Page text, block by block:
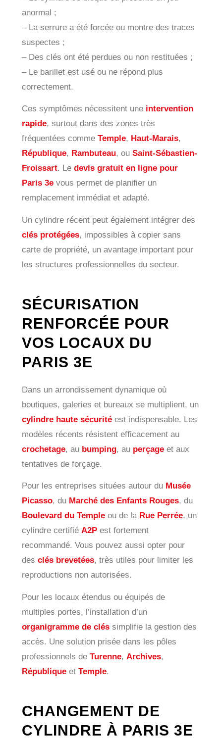
anormal ;
– La serrure a été forcée ou montre des traces
suspectes ;
– Des clés ont été perdues ou non restituées ;
– Le barillet est usé ou ne répond plus
correctement.
Ces symptômes nécessitent une intervention
rapide, surtout dans des zones très
fréquentées comme Temple, Haut-Marais,
République, Rambuteau, ou Saint-Sébastien-
Froissart. Le devis gratuit en ligne pour
Paris 3evous permet de planifier un
remplacement immédiat et adapté.
Un cylindre récent peut également intégrer des
clés protégées, impossibles à copier sans
carte de propriété, un avantage important pour
les structures professionnelles du secteur.
SÉCURISATION
RENFORCÉE POUR
VOS LOCAUX DU
PARIS 3E
Dans un arrondissement dynamique où
boutiques, galeries et bureaux se multiplient, un
cylindre haute sécuritéest indispensable. Les
modèles récents résistent efficacement au
crochetage, au bumping, au perçageet aux
tentatives de forçage.
Pour les entreprises situées autour du Musée
Picasso, du Marché des Enfants Rouges, du
Boulevard du Templeou de la Rue Perrée, un
cylindre certifié A2Pest fortement
recommandé. Vous pouvez aussi opter pour
des clés brevetées, très utiles pour limiter les
reproductions non autorisées.
Pour les locaux étendus ou équipés de
multiples portes, l’installation d’un
organigramme de cléssimplifie la gestion des
accès. Une solution prisée dans les pôles
professionnels de Turenne, Archives,
Républiqueet Temple.
CHANGEMENT DE
CYLINDRE À PARIS 3E